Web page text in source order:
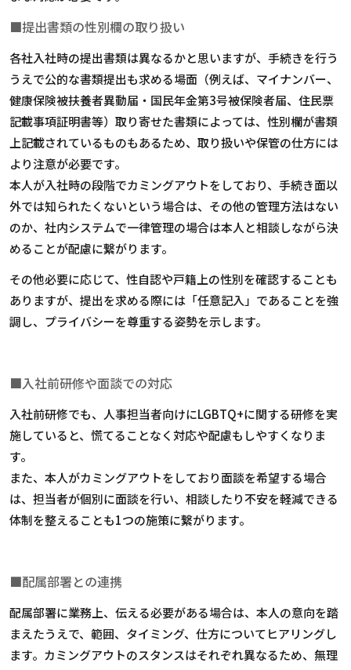
■提出書類の性別欄の取り扱い
各社入社時の提出書類は異なるかと思いますが、手続きを行う
うえで公的な書類提出も求める場面（例えば、マイナンバー、
健康保険被扶養者異動届・国民年金第3号被保険者届、住民票
記載事項証明書等）取り寄せた書類によっては、性別欄が書類
上記載されているものもあるため、取り扱いや保管の仕方には
より注意が必要です。
本人が入社時の段階でカミングアウトをしており、手続き面以
外では知られたくないという場合は、その他の管理方法はない
のか、社内システムで一律管理の場合は本人と相談しながら決
めることが配慮に繋がります。
その他必要に応じて、性自認や戸籍上の性別を確認することも
ありますが、提出を求める際には「任意記入」であることを強
調し、プライバシーを尊重する姿勢を示します。
■入社前研修や面談での対応
入社前研修でも、人事担当者向けにLGBTQ+に関する研修を実
施していると、慌てることなく対応や配慮もしやすくなりま
す。
また、本人がカミングアウトをしており面談を希望する場合
は、担当者が個別に面談を行い、相談したり不安を軽減できる
体制を整えることも1つの施策に繋がります。
■配属部署との連携
配属部署に業務上、伝える必要がある場合は、本人の意向を踏
まえたうえで、範囲、タイミング、仕方についてヒアリングし
ます。カミングアウトのスタンスはそれぞれ異なるため、無理